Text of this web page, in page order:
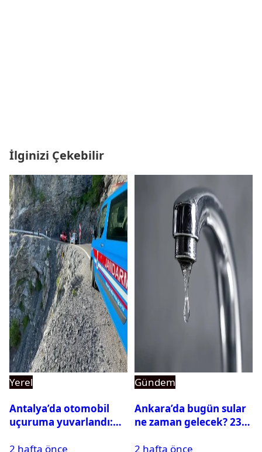
İlginizi Çekebilir
Yerel
Antalya’da otomobil
uçuruma yuvarlandı:
var
2 hafta önce
Gündem
Ankara’da bugün sular
ne zaman gelecek? 23
su kesintisi sorgulama
2 hafta önce